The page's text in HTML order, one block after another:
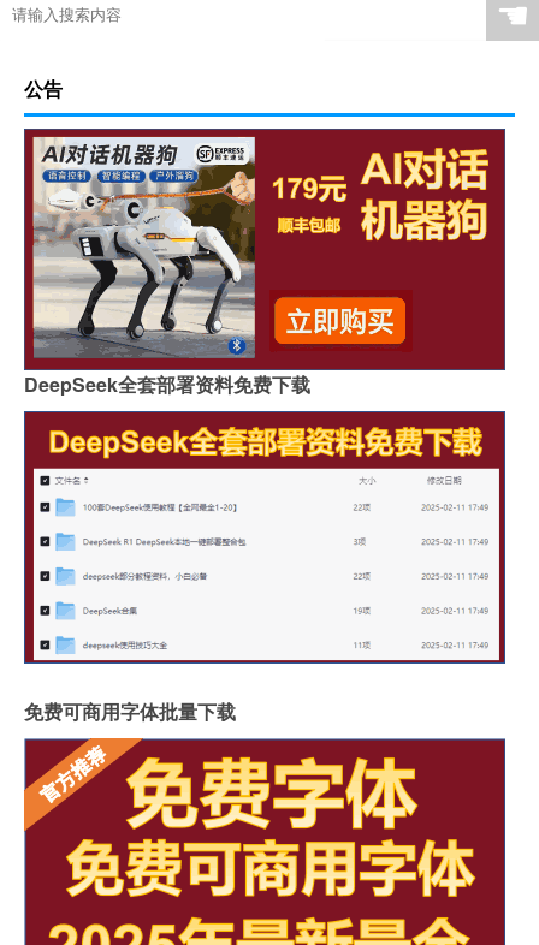
☚
公告
DeepSeek全套部署资料免费下载
免费可商用字体批量下载